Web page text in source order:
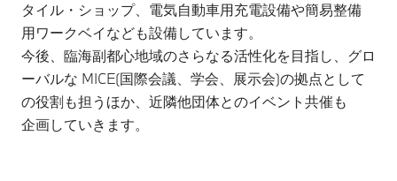
タイル・ショップ、電気自動車用充電設備や簡易整備
用ワークベイなども設備しています。
今後、臨海副都心地域のさらなる活性化を目指し、グロ
ーバルな MICE(国際会議、学会、展示会)の拠点として
の役割も担うほか、近隣他団体とのイベント共催も
企画していきます。